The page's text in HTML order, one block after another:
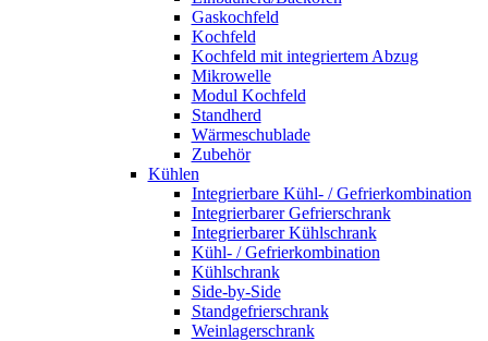
Gaskochfeld
Kochfeld
Kochfeld mit integriertem Abzug
Mikrowelle
Modul Kochfeld
Standherd
Wärmeschublade
Zubehör
Kühlen
Integrierbare Kühl- / Gefrierkombination
Integrierbarer Gefrierschrank
Integrierbarer Kühlschrank
Kühl- / Gefrierkombination
Kühlschrank
Side-by-Side
Standgefrierschrank
Weinlagerschrank